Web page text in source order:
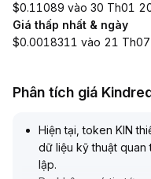
$0.11089 vào 30 Th01
Giá thấp nhất & ngày
$0.0018311 vào 21
Phân tích giá
Hiện tại, token KIN
dữ liệu kỹ thuật quan
lập.